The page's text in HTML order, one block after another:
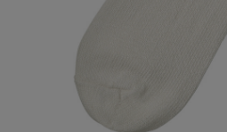
【リネン】涼しい夏素材
【CFCL】注目のPOP-UP
【レース】上品な透け感
すべてのウェア
ブラウス・シャツ
シューズ
すべてのシューズ
バッグ・財布
お知らせ
よくあるご質問